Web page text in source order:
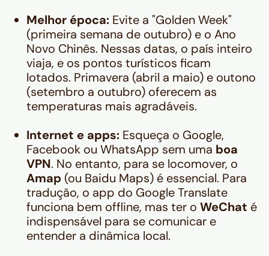
Melhor época: Evite a "Golden Week"
(primeira semana de outubro) e o Ano
Novo Chinês. Nessas datas, o país inteiro
viaja, e os pontos turísticos ficam
lotados. Primavera (abril a maio) e outono
(setembro a outubro) oferecem as
temperaturas mais agradáveis.
Internet e apps: Esqueça o Google,
Facebook ou WhatsApp sem uma boa
VPN. No entanto, para se locomover, o
Amap (ou Baidu Maps) é essencial. Para
tradução, o app do Google Translate
funciona bem offline, mas ter o WeChat é
indispensável para se comunicar e
entender a dinâmica local.